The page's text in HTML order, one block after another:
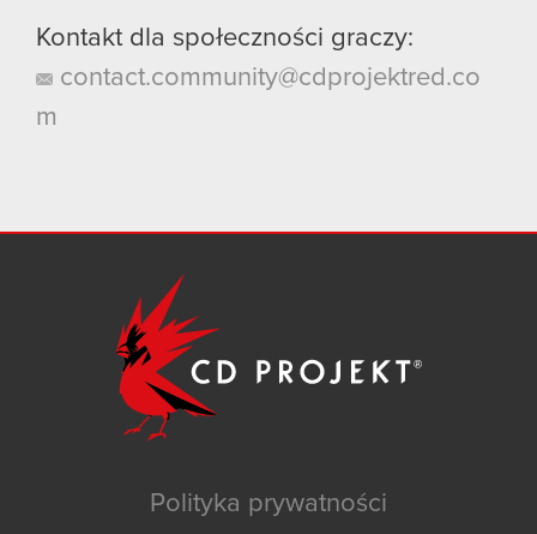
Kontakt dla społeczności graczy:
contact.community@cdprojektred.co
m
Polityka prywatności